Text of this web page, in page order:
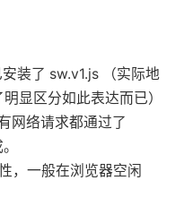
装了 sw.v1.js （实际地
显区分如此表达而已）
网络请求都通过了
，一般在浏览器空闲